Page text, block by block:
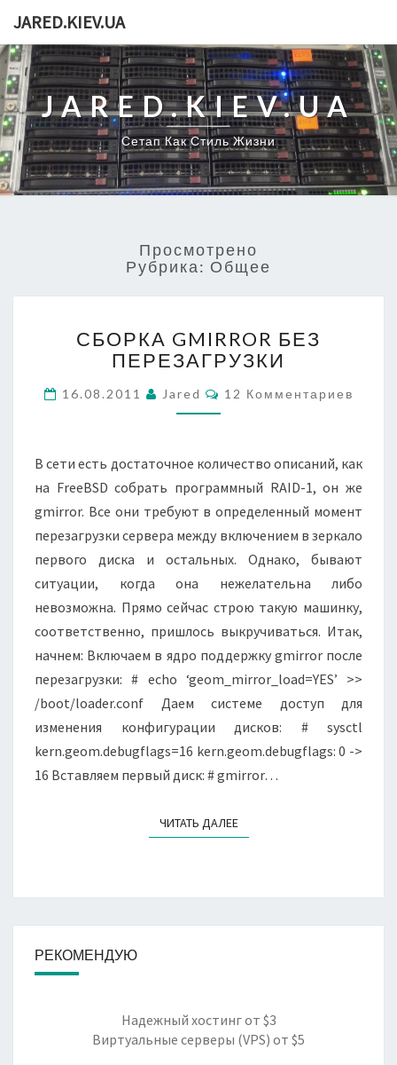
JARED.KIEV.UA
JARED.KIEV.UA
Сетап Как Стиль Жизни
Просмотрено
Рубрика: Общее
GMIRROR
БЕЗ
СБОРКА GMIRROR БЕЗ
ПЕРЕЗАГРУЗКИ
16.08.2011 Jared Комментарии
12 Комментариев
В сети есть достаточное количество описаний, как
на FreeBSD собрать программный RAID-1, он же
gmirror. Все они требуют в определенный момент
перезагрузки сервера между включением в зеркало
первого диска и остальных. Однако, бывают
ситуации, когда она нежелательна либо
невозможна. Прямо сейчас строю такую машинку,
соответственно, пришлось выкручиваться. Итак,
начнем: Включаем в ядро поддержку gmirror после
перезагрузки: # echo ‘geom_mirror_load=YES’ >>
/boot/loader.conf Даем системе доступ для
изменения конфигурации дисков: # sysctl
kern.geom.debugflags=16 kern.geom.debugflags: 0 ->
16 Вставляем первый диск: # gmirror…
ЧИТАТЬ ДАЛЕЕЧИТАТЬ ДАЛЕЕ
РЕКОМЕНДУЮ
Надежный хостингот $3
Виртуальные серверы (VPS) от $5